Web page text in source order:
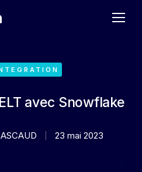
avec Snowflake
23 mai 2023